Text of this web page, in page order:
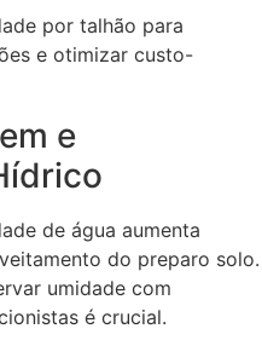
por talhão para
e otimizar custo-
e
de água aumenta
do preparo solo.
umidade com
é crucial.